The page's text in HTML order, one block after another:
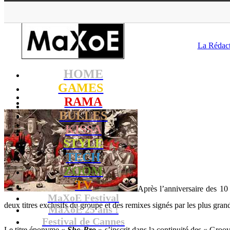
HOME
GAMES
RAMA
BULLES
KISSA
STYLE
TECH
ZOOM
TV
MaXoE Festival
MaXoE 25 ans !
Festival de Cannes
La
Après l’anniversaire des
deux titres exclusifs du groupe et des remixes signés par les plus